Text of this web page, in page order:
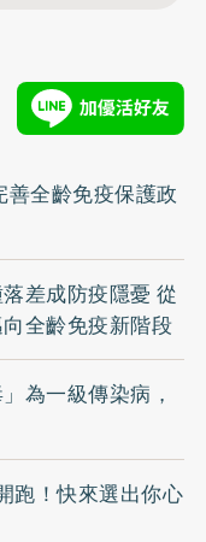
全齡免疫保護政
差成防疫隱憂 從
全齡免疫新階段
為一級傳染病，
跑！快來選出你心